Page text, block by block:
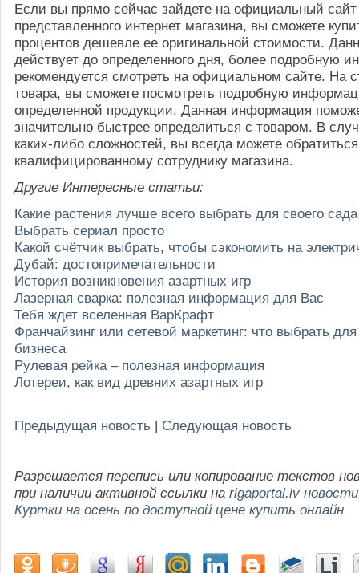
Если вы прямо сейчас зайдете на официальный сайт
представленного интернет магазина, вы сможете
процентов дешевле ее оригинальной стоимости.
действует до определенного дня, более подробную
рекомендуется смотреть на официальном сайте. На
товара, вы сможете посмотреть подробную
определенной продукции. Данная информация
значительно быстрее определиться с товаром. В
каких-либо сложностей, вы всегда можете
квалифицированному сотруднику магазина.
Другие Интересные статьи:
Какие растения лучше всего выбрать для своего сада
Выбрать сериал просто
Какой счётчик выбрать, чтобы сэкономить на
Дубай: достопримечательности
История возникновения азартных игр
Лазерная сварка: полезная информация для Вас
Тебя ждет вселенная ВарКрафт
Франчайзинг или сетевой маркетинг: что выбрать
бизнеса
Рулевая рейка – полезная информация
Лотереи, как вид древних азартных игр
Предыдущая новость | Следующая новость
Разрешается перепись или копирование текстов
при наличии активной ссылки на rigaportal.lv новости
Куртки на осень по доступной цене купить онлайн